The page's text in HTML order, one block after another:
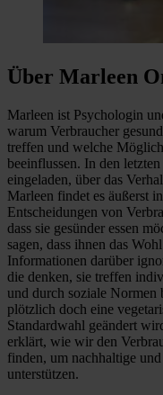
Über Marleen
Marleen ist Psychologin
warum Verbraucher
treffen und welche
beeinflussen. In den
eingeladen, über das
Marleen findet es äußerst
Entscheidungen von
dass sie gesünder essen
sagen, dass ihnen das
Informationen darüber
die denken, sie treffen
und durch soziale Normen
plötzlich doch eine
Standardwahl geändert
erklärt, wie wir den
finden, um nachhaltige
unterstützen.